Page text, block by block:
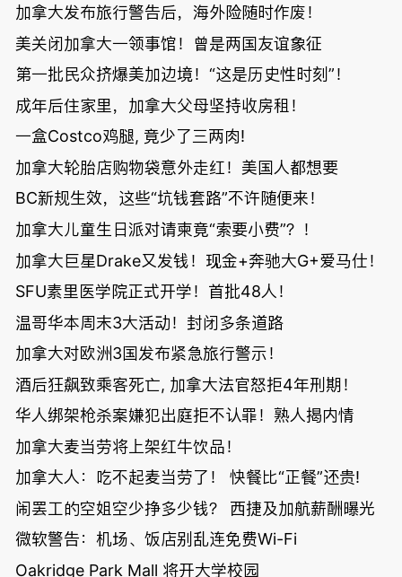
加拿大发布旅行警告后，海外险随时作废！
美关闭加拿大一领事馆！曾是两国友谊象征
第一批民众挤爆美加边境！“这是历史性时刻”！
成年后住家里，加拿大父母坚持收房租！
一盒Costco鸡腿, 竟少了三两肉!
加拿大轮胎店购物袋意外走红！美国人都想要
BC新规生效，这些“坑钱套路”不许随便来！
加拿大儿童生日派对请柬竟“索要小费”？！
加拿大巨星Drake又发钱！现金+奔驰大G+爱马仕！
SFU素里医学院正式开学！首批48人！
温哥华本周末3大活动！封闭多条道路
加拿大对欧洲3国发布紧急旅行警示！
酒后狂飙致乘客死亡, 加拿大法官怒拒4年刑期！
华人绑架枪杀案嫌犯出庭拒不认罪！熟人揭内情
加拿大麦当劳将上架红牛饮品！
加拿大人：吃不起麦当劳了！ 快餐比“正餐”还贵!
闹罢工的空姐空少挣多少钱？ 西捷及加航薪酬曝光
微软警告：机场、饭店别乱连免费Wi-Fi
Oakridge Park Mall 将开大学校园